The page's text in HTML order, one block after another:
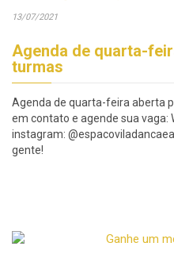
13/07/2021
Agenda de quarta-
turmas
Agenda de quarta-feira aberta
em contato e agende sua vaga:
instagram:
gente!